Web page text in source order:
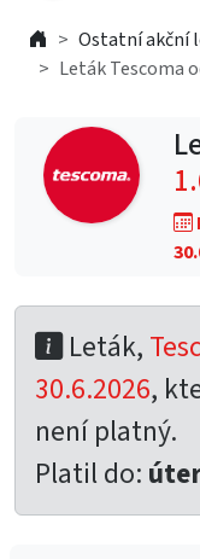
Ostatní akční
Leták Tescoma
Leták,
30.6.2026,
není platný.
Platil do: